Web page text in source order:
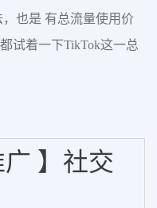
也是 有总流量使用价
试着一下TikTok这一总
】社交